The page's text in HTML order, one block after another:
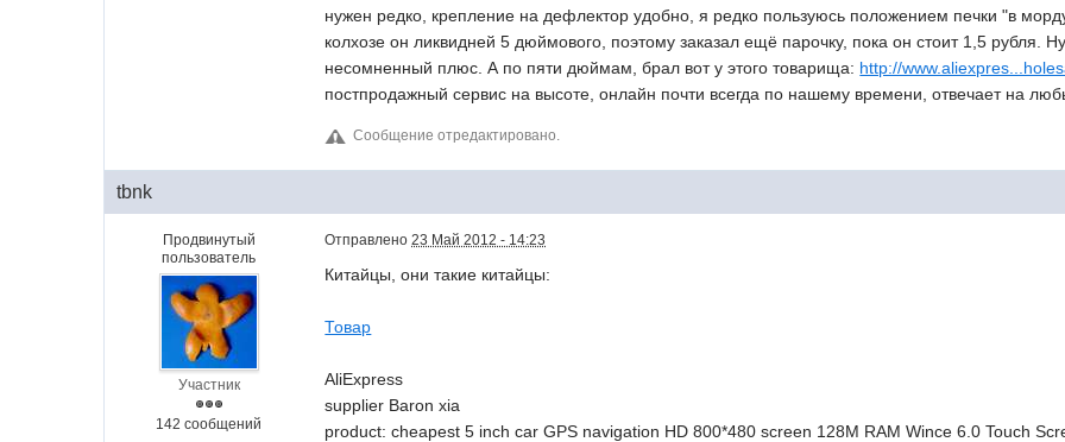
нужен редко, крепление на дефлектор удобно, я редко пользуюсь положением печки "в
колхозе он ликвидней 5 дюймового, поэтому заказал ещё парочку, пока он стоит 1,5 рубля.
несомненный плюс. А по пяти дюймам, брал вот у этого товарища: http://
постпродажный сервис на высоте, онлайн почти всегда по нашему времени, отвечает на
Сообщение отредактировано.
tbnk
Продвинутый
пользователь
Участник
142 сообщений
Отправлено23 Май 2012 - 14:23
Китайцы, они такие китайцы:
Товар
AliExpress
supplier Baron xia
product: cheapest 5 inch car GPS navigation HD 800*480 screen 128M RAM Wince 6.0 Touch